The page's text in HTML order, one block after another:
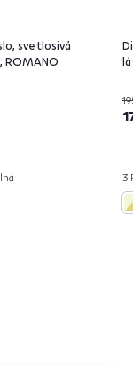
svetlosivá
ROMANO
3